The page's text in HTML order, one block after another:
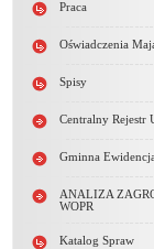
Praca
Oświadczenia
Spisy
Centralny Rejestr
Gminna
ANALIZA
WOPR
Katalog Spraw